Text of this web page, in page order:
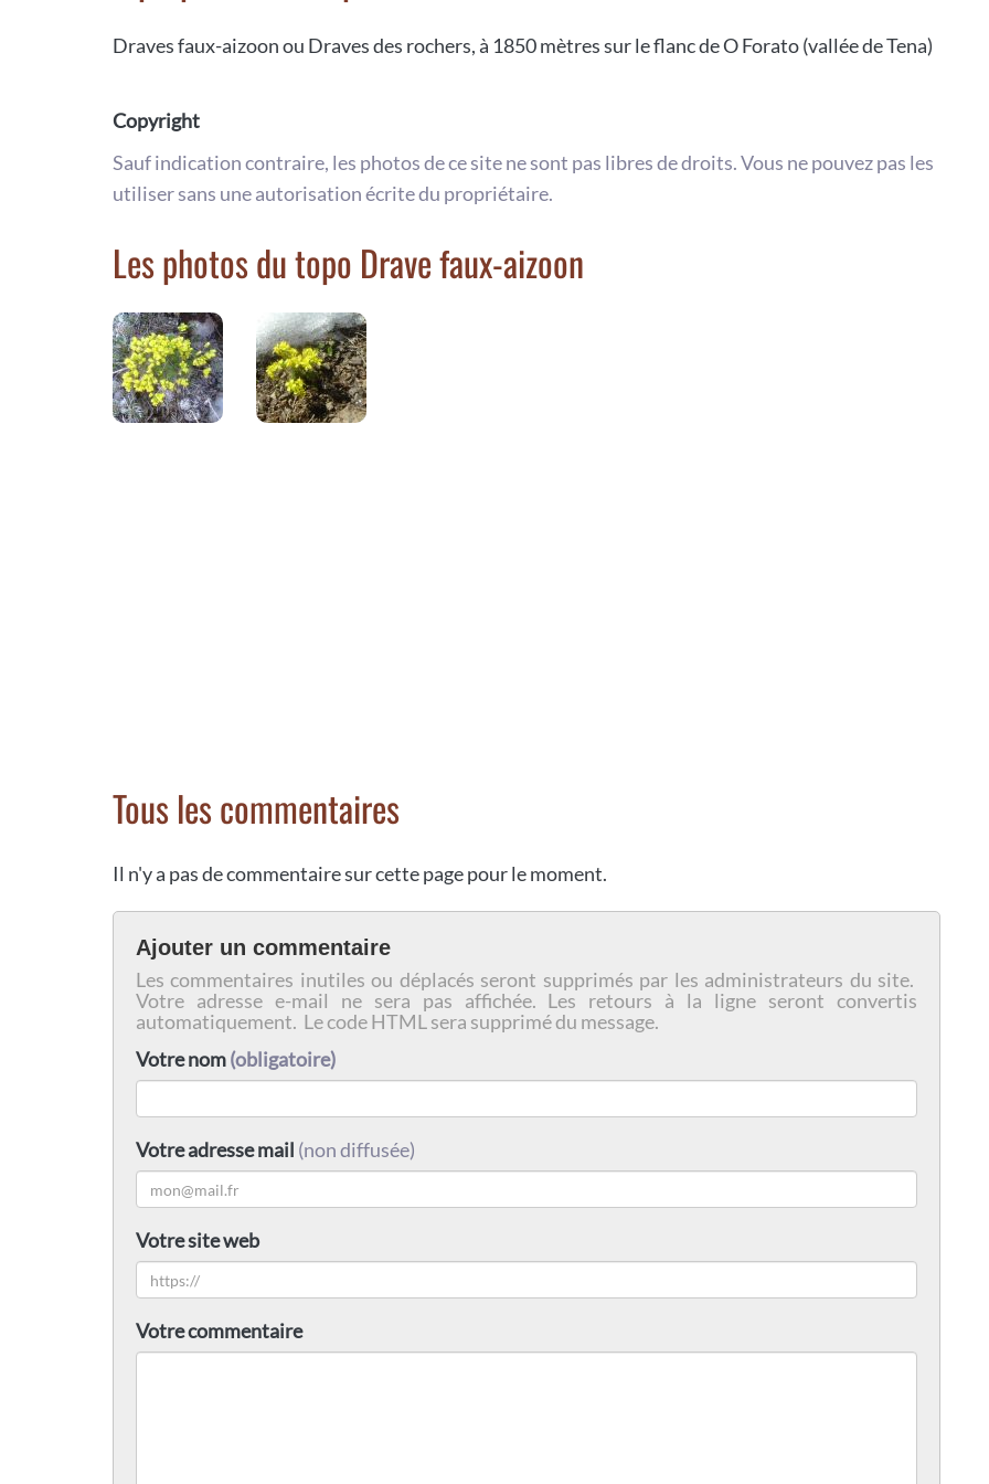
Draves faux-aizoon ou Draves des rochers, à 1850 mètres sur le flanc de O Forato (vallée de Tena)
Copyright
Sauf indication contraire, les photos de ce site ne sont pas libres de droits. Vous ne pouvez pas les
utiliser sans une autorisation écrite du propriétaire.
Les photos du topo Drave faux-aizoon
Tous les commentaires
Il n'y a pas de commentaire sur cette page pour le moment.
Ajouter un commentaire
Les commentaires inutiles ou déplacés seront supprimés par les administrateurs du site.
Votre adresse e-mail ne sera pas affichée. Les retours à la ligne seront convertis
automatiquement. Le code HTML sera supprimé du message.
Votre nom(obligatoire)
Votre adresse mail (non diffusée)
Votre site web
Votre commentaire